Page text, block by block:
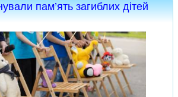
пам’ять загиблих дітей